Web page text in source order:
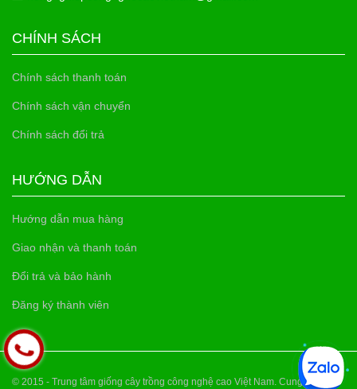
CHÍNH SÁCH
Chính sách thanh toán
Chính sách vận chuyển
Chính sách đổi trả
HƯỚNG DẪN
Hướng dẫn mua hàng
Giao nhận và thanh toán
Đổi trả và bảo hành
Đăng ký thành viên
© 2015 - Trung tâm giống cây trồng công nghệ cao Việt Nam. Cung cấp bởi